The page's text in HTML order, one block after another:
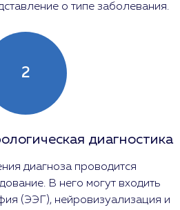
о типе заболевания.
2
диагностика
диагноза проводится
В него могут входить
(ЭЭГ), нейровизуализация и